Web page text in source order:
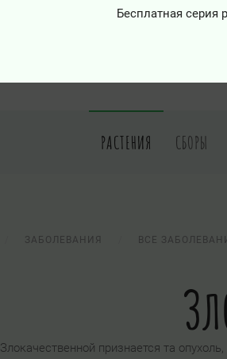
Бесплатная серия
РАСТЕНИЯ СБОРЫ
ЗАБОЛЕВАНИЯ ВСЕ
Злокачественной признается та